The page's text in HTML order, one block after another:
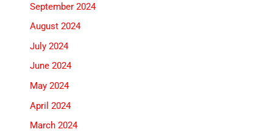
September 2024
August 2024
July 2024
June 2024
May 2024
April 2024
March 2024